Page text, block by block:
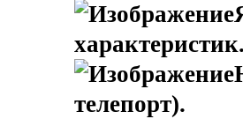
характеристик.
телепорт).